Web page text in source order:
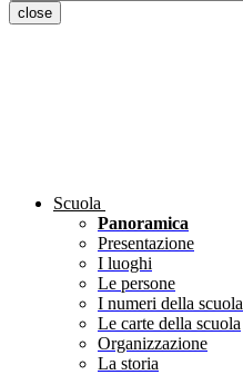
close
Scuola
Panoramica
Presentazione
I luoghi
Le persone
I numeri della scuola
Le carte della scuola
Organizzazione
La storia